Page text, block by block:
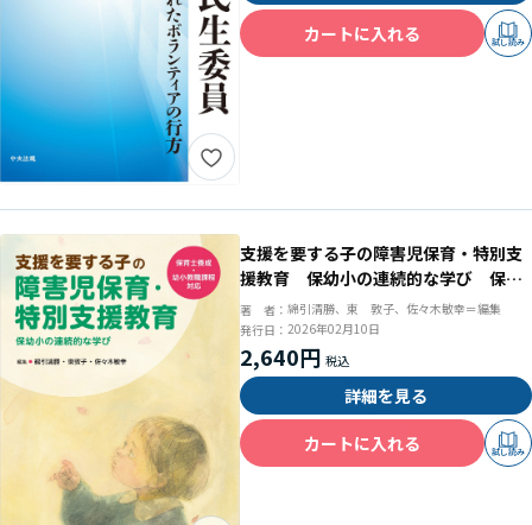
カートに入れる
試し読み
支援を要する子の障害児保育・特別支
援教育 保幼小の連続的な学び 保育
士養成・幼小教職課程対応
著 者： 綿引清勝、東 敦子、佐々木敏幸＝編集
発行日： 2026年02月10日
2,640円
詳細を見る
カートに入れる
試し読み